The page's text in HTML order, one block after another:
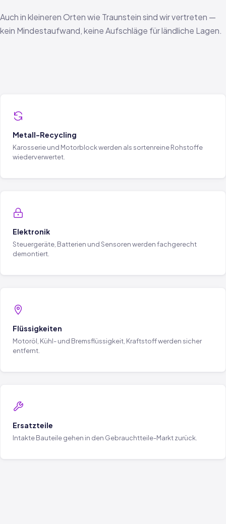
Auch in kleineren Orten wie Traunstein sind wir vertreten —
kein Mindestaufwand, keine Aufschläge für ländliche Lagen.
Metall-Recycling
Karosserie und Motorblock werden als sortenreine Rohstoffe
wiederverwertet.
Elektronik
Steuergeräte, Batterien und Sensoren werden fachgerecht
demontiert.
Flüssigkeiten
Motoröl, Kühl- und Bremsflüssigkeit, Kraftstoff werden sicher
entfernt.
Ersatzteile
Intakte Bauteile gehen in den Gebrauchtteile-Markt zurück.